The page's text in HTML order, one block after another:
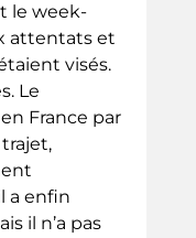
le week-
attentats et
visés.
Le
France par
a enfin
il n’a pas